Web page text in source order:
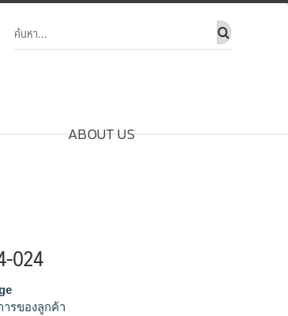
ABOUT US
024
รของลูกค้า